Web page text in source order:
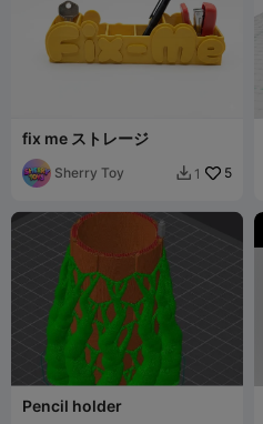
fix me ストレージ
Sherry Toy  1 5
Pencil holder